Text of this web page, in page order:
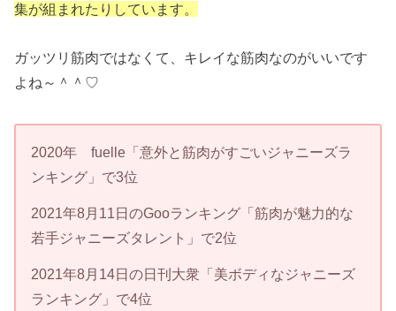
集が組まれたりしています。
ガッツリ筋肉ではなくて、キレイな筋肉なのがいいです
よね～＾＾♡
2020年 fuelle「意外と筋肉がすごいジャニーズラ
ンキング」で3位
2021年8月11日のGooランキング「筋肉が魅力的な
若手ジャニーズタレント」で2位
2021年8月14日の日刊大衆「美ボディなジャニーズ
ランキング」で4位